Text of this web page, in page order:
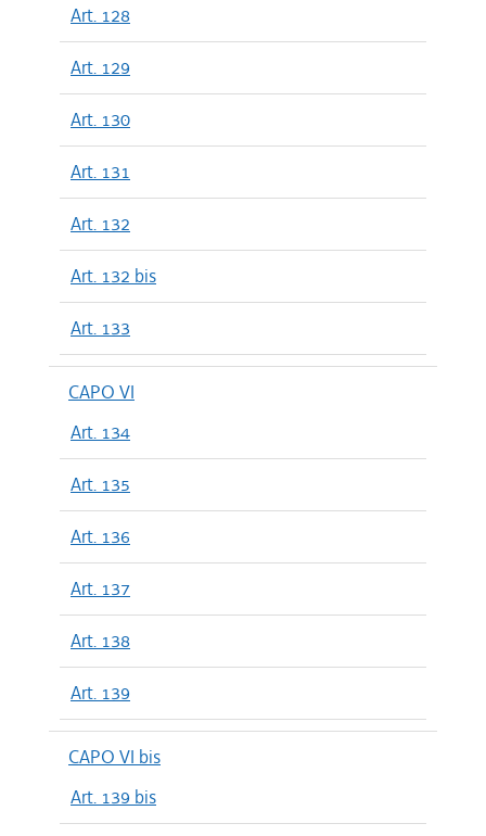
Art. 128
Art. 129
Art. 130
Art. 131
Art. 132
Art. 132 bis
Art. 133
CAPO VI
Art. 134
Art. 135
Art. 136
Art. 137
Art. 138
Art. 139
CAPO VI bis
Art. 139 bis